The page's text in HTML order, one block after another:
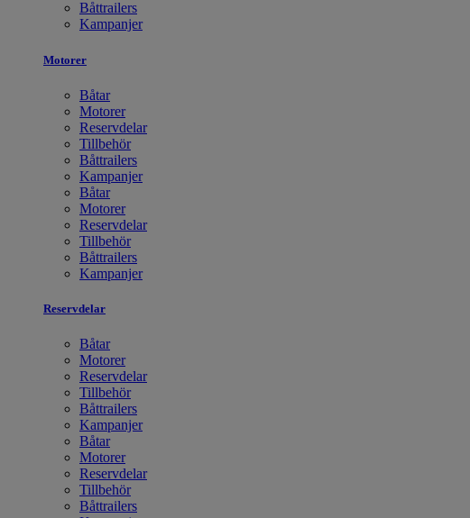
Båttrailers
Kampanjer
Motorer
Båtar
Motorer
Reservdelar
Tillbehör
Båttrailers
Kampanjer
Båtar
Motorer
Reservdelar
Tillbehör
Båttrailers
Kampanjer
Reservdelar
Båtar
Motorer
Reservdelar
Tillbehör
Båttrailers
Kampanjer
Båtar
Motorer
Reservdelar
Tillbehör
Båttrailers